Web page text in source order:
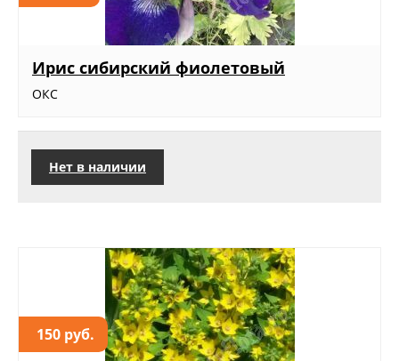
Ирис сибирский фиолетовый
ОКС
Нет в наличии
150 руб.